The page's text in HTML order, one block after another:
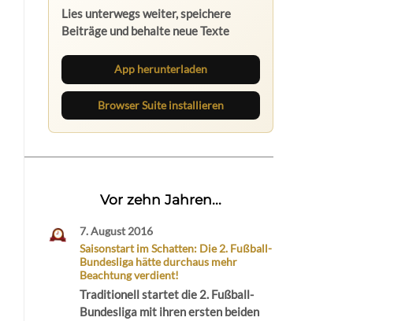
Lies unterwegs weiter, speichere
Beiträge und behalte neue Texte
App herunterladen
Browser Suite installieren
Vor zehn Jahren...
7. August 2016
Saisonstart im Schatten: Die 2. Fußball-
Bundesliga hätte durchaus mehr
Beachtung verdient!
Traditionell startet die 2. Fußball-
Bundesliga mit ihren ersten beiden